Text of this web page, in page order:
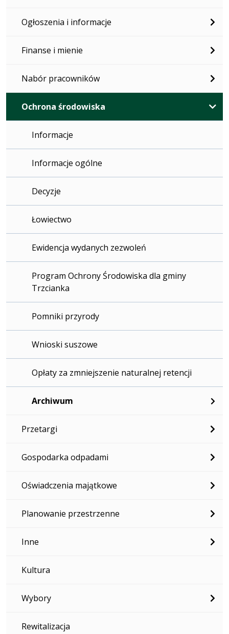
Ogłoszenia i informacje
Finanse i mienie
Nabór pracowników
Ochrona środowiska
Informacje
Informacje ogólne
Decyzje
Łowiectwo
Ewidencja wydanych zezwoleń
Program Ochrony Środowiska dla gminy
Trzcianka
Pomniki przyrody
Wnioski suszowe
Opłaty za zmniejszenie naturalnej retencji
Archiwum
Przetargi
Gospodarka odpadami
Oświadczenia majątkowe
Planowanie przestrzenne
Inne
Kultura
Wybory
Rewitalizacja